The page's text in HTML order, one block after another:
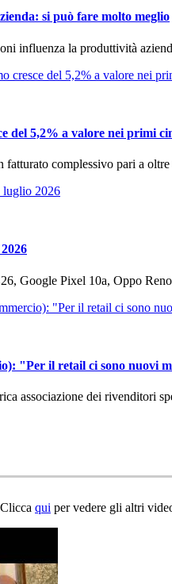
si può fare molto meglio
influenza la produttività
del 5,2% a valore nei primi
fatturato complessivo pari a
Google Pixel 10a, Oppo
"Per il retail ci sono nuovi
associazione dei rivenditori
qui per vedere gli altri